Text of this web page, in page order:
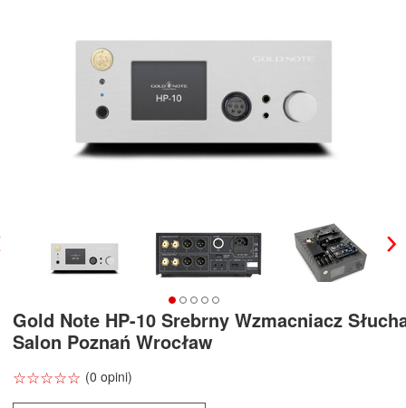
Gold Note HP-10 Srebrny Wzmacniacz
Salon Poznań Wrocław
☆☆☆☆☆
★★★★★ (0 opini)